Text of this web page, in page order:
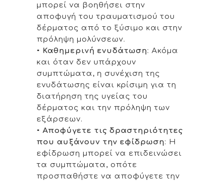
μπορεί να βοηθήσει στην
αποφυγή του τραυματισμού του
δέρματος από το ξύσιμο και στην
πρόληψη μολύνσεων.
• Καθημερινή ενυδάτωση: Ακόμα
και όταν δεν υπάρχουν
συμπτώματα, η συνέχιση της
ενυδάτωσης είναι κρίσιμη για τη
διατήρηση της υγείας του
δέρματος και την πρόληψη των
εξάρσεων.
• Αποφύγετε τις δραστηριότητες
που αυξάνουν την εφίδρωση: Η
εφίδρωση μπορεί να επιδεινώσει
τα συμπτώματα, οπότε
προσπαθήστε να αποφύγετε την